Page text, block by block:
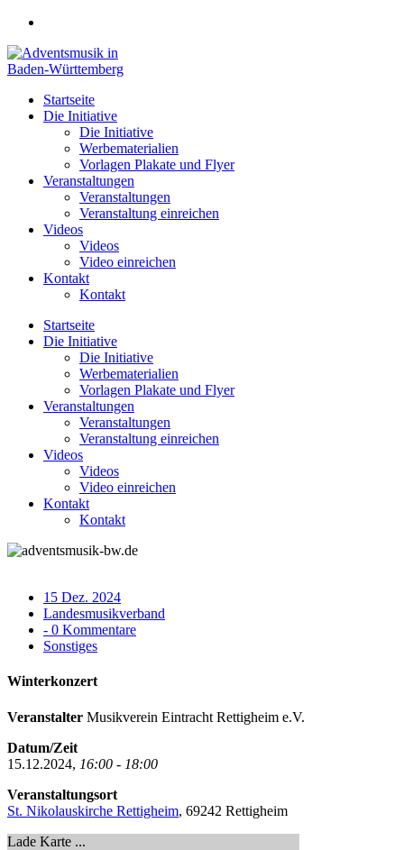
Zum
springen
Startseite
Die Initiative
Die Initiative
Werbematerialien
Vorlagen Plakate und Flyer
Veranstaltungen
Veranstaltungen
Veranstaltung einreichen
Videos
Videos
Video einreichen
Kontakt
Kontakt
Startseite
Die Initiative
Die Initiative
Werbematerialien
Vorlagen Plakate und Flyer
Veranstaltungen
Veranstaltungen
Veranstaltung einreichen
Videos
Videos
Video einreichen
Kontakt
Kontakt
15 Dez. 2024
Landesmusikverband
- 0 Kommentare
Sonstiges
Winterkonzert
Veranstalter Musikverein Eintracht Rettigheim e.V.
Datum/Zeit
15.12.2024, 16:00 - 18:00
Veranstaltungsort
St. Nikolauskirche Rettigheim, 69242 Rettigheim
Lade Karte ...